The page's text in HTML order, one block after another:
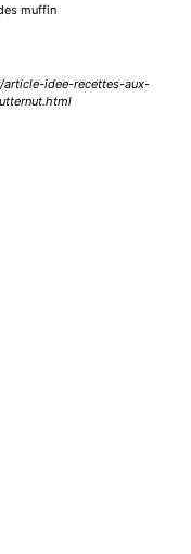
muffin
idee-recettes-aux-